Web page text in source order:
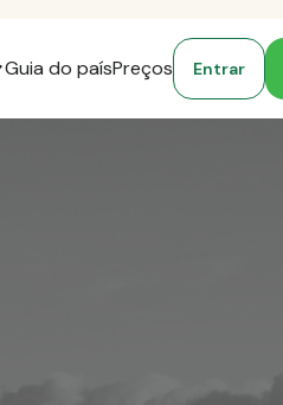
Guia do paísPreços Entrar